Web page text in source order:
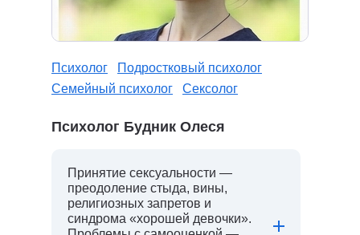
Психолог
Подростковый психолог
Семейный психолог
Сексолог
Психолог Будник Олеся
Принятие сексуальности —
преодоление стыда, вины,
религиозных запретов и
синдрома «хорошей девочки».